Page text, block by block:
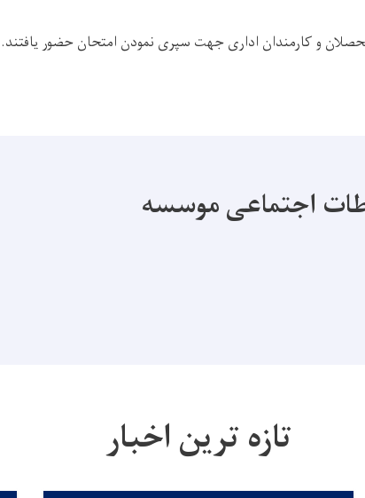
و کارمندان اداری جهت سپری نمودن امتحان حضور یافتند.
اجتماعی موسسه
تازه ترین اخبار